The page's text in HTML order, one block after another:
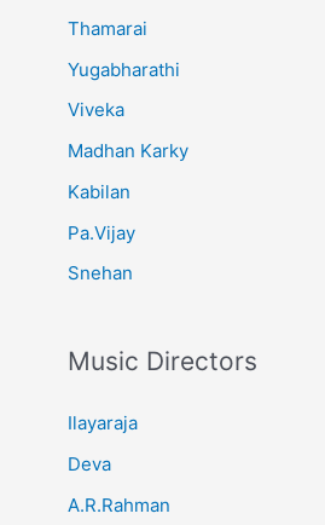
Thamarai
Yugabharathi
Viveka
Madhan Karky
Kabilan
Pa.Vijay
Snehan
Music Directors
Ilayaraja
Deva
A.R.Rahman